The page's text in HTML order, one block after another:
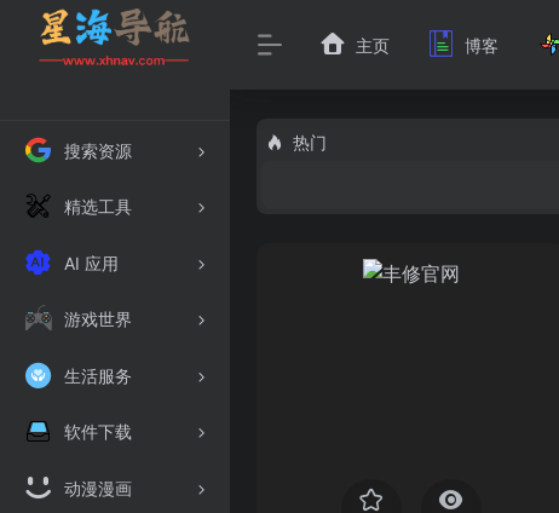
搜索资源
精选工具
AI 应用
游戏世界
生活服务
软件下载
动漫漫画
主页 博客
热门